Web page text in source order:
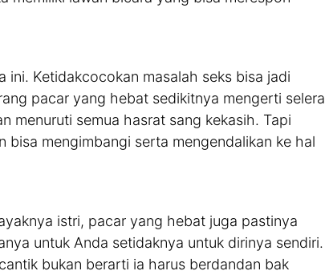
ini. Ketidakcocokan masalah seks bisa jadi
pacar yang hebat sedikitnya mengerti selera
menuruti semua hasrat sang kekasih. Tapi
mengimbangi serta mengendalikan ke hal
istri, pacar yang hebat juga pastinya
untuk Anda setidaknya untuk dirinya sendiri.
bukan berarti ia harus berdandan bak